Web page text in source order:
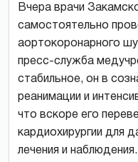
Вчера врачи
самостоятельно
аортокоронарного
пресс-служба
стабильное, он в
реанимации и
что вскоре его
кардиохирургии для
лечения и